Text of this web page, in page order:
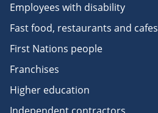
Employees with disability
Fast food, restaurants and cafes
First Nations people
Franchises
Higher education